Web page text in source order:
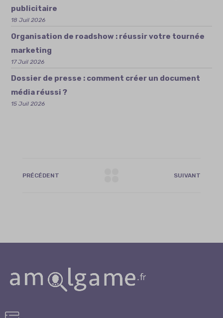
publicitaire
18 Juil 2026
Organisation de roadshow : réussir votre tournée
marketing
17 Juil 2026
Dossier de presse : comment créer un document
média réussi ?
15 Juil 2026
PRÉCÉDENT SUIVANT